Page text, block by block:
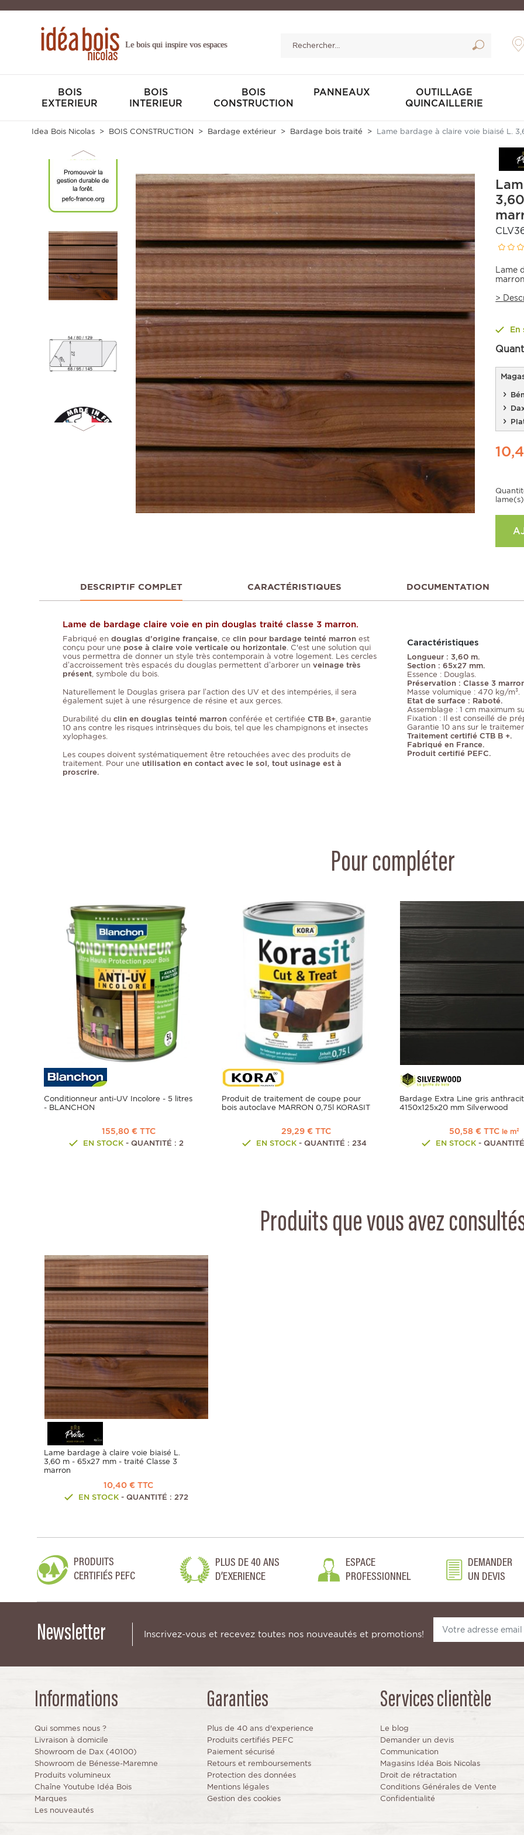
Le bois qui inspire vos espaces
BOIS
EXTERIEUR
BOIS
INTERIEUR
BOIS
CONSTRUCTION
PANNEAUX
OUTILLAGE
QUINCAILLERIE
Idea Bois Nicolas BOIS CONSTRUCTION Bardage extérieur Bardage bois traité Lame bardage à claire voie biaisé L.
>
En
DESCRIPTIF COMPLET CARACTÉRISTIQUES DOCUMENTATION
Lame de bardage claire voie en pin douglas traité classe 3 marron.
Fabriqué en douglas d'origine française, ce clin pour bardage teinté marron est
conçu pour une pose à claire voie verticale ou horizontale. C'est une solution qui
vous permettra de donner un style très contemporain à votre logement. Les cercles
d’accroissement très espacés du douglas permettent d’arborer un veinage très
présent, symbole du bois.
Naturellement le Douglas grisera par l’action des UV et des intempéries, il sera
également sujet à une résurgence de résine et aux gerces.
Durabilité du clin en douglas teinté marron conférée et certifiée CTB B+, garantie
10 ans contre les risques intrinsèques du bois, tel que les champignons et insectes
xylophages.
Les coupes doivent systématiquement être retouchées avec des produits de
traitement. Pour une utilisation en contact avec le sol, tout usinage est à
proscrire.
Caractéristiques
Longueur : 3,60 m.
Section : 65x27 mm.
Essence : Douglas.
Préservation : Classe 3
Masse volumique : 470 kg/m³.
Etat de surface : Raboté.
Assemblage : 1 cm maximum
Fixation : Il est conseillé de
Garantie 10 ans sur le
Traitement certifié CTB B +.
Fabriqué en France.
Produit certifié PEFC.
Pour compléter
Conditionneur anti-UV Incolore - 5 litres
- BLANCHON
155,80 € TTC
EN STOCK - QUANTITÉ : 2
Produit de traitement de coupe pour
bois autoclave MARRON 0,75l KORASIT
29,29 € TTC
EN STOCK- QUANTITÉ : 234
Bardage Extra Line gris
4150x125x20 mm Silverwood
50,58 € TTC le m²
EN STOCK -
Produits que vous avez
Lame bardage à claire voie biaisé L.
3,60 m - 65x27 mm - traité Classe 3
marron
10,40 € TTC
EN STOCK - QUANTITÉ : 272
PRODUITS
CERTIFIÉS PEFC
PLUS DE 40 ANS
D’EXERIENCE
ESPACE
PROFESSIONNEL
DEMANDER
UN DEVIS
Newsletter Inscrivez-vous et recevez toutes nos nouveautés et promotions!
Informations
Qui sommes nous ?
Livraison à domicile
Showroom de Dax (40100)
Showroom de Bénesse-Maremne
Produits volumineux
Chaîne Youtube Idéa Bois
Marques
Les nouveautés
Garanties
Plus de 40 ans d'experience
Produits certifiés PEFC
Paiement sécurisé
Retours et remboursements
Protection des données
Mentions légales
Gestion des cookies
Services clientèle
Le blog
Demander un devis
Communication
Magasins Idéa Bois Nicolas
Droit de rétractation
Conditions Générales de Vente
Confidentialité